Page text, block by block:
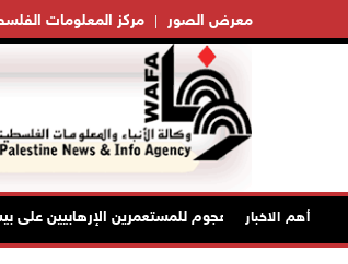
مركز المعلومات معرض الصور
أهم الاخبار
إصابتان في هجوم للمستعمرين الإرهابيين على بيت